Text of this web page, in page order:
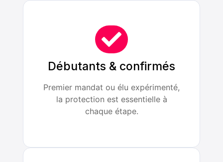
Débutants & confirmés
Premier mandat ou élu expérimenté,
la protection est essentielle à
chaque étape.